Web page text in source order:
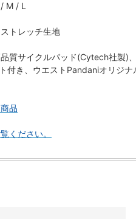
M / L
トレッチ生地
質サイクルパッド(Cytech社製)
付き、ウエストPandaniオリジナ
品
ください。